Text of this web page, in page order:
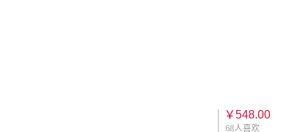
￥548.00
68人喜欢